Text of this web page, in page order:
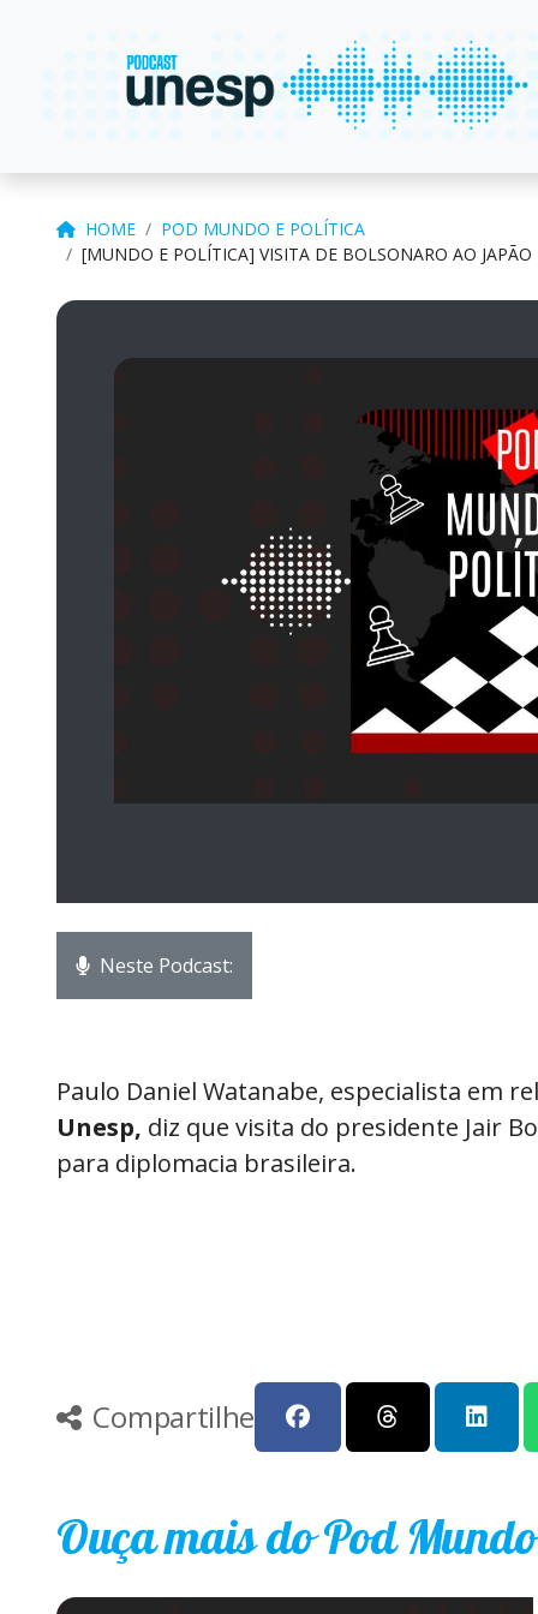
HOME
POD MUNDO E POLÍTICA
[MUNDO E POLÍTICA] VISITA DE BOLSONARO AO
Neste Podcast:
Paulo Daniel Watanabe, especialista em
Unesp, diz que visita do presidente Jair
para diplomacia brasileira.
Compartilhe
Ouça mais do Pod